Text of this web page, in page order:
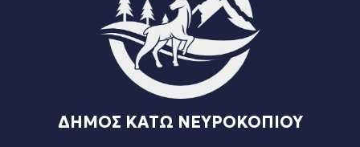
ΔΗΜΟΣ ΚΑΤΩ ΝΕΥΡΟΚΟΠΙΟΥ